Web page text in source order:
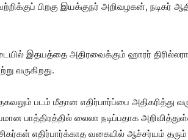
பிறகு இயக்குநர் அறிவழகன், நடிகர்
இதயத்தை அதிரவைக்கும் ஹாரர்
வருகிறது.
படம் மீதான எதிர்பார்ப்பை அதிகரித்து
பாத்திரத்தில் லைலா நடிப்பதாக
எதிர்பார்க்காத வகையில் ஆச்சர்யம்